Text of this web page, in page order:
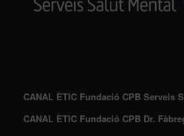
CANAL ÈTIC Fundació CPB Serveis
CANAL ÈTIC Fundació CPB Dr.